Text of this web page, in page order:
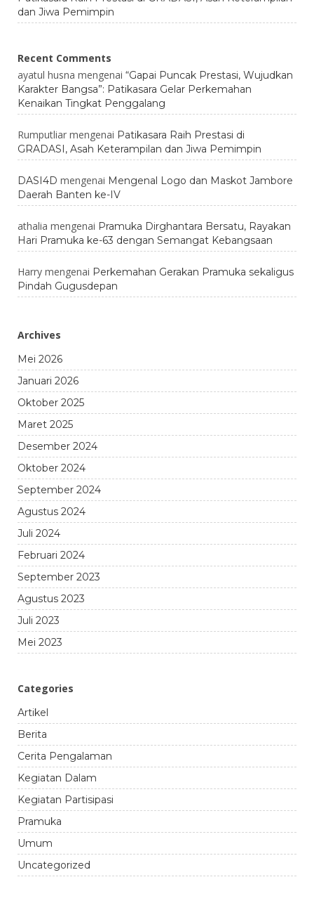
dan Jiwa Pemimpin
Recent Comments
ayatul husna mengenai “Gapai Puncak Prestasi, Wujudkan
Karakter Bangsa”: Patikasara Gelar Perkemahan
Kenaikan Tingkat Penggalang
Rumputliar mengenai Patikasara Raih Prestasi di
GRADASI, Asah Keterampilan dan Jiwa Pemimpin
DASI4D mengenai Mengenal Logo dan Maskot Jambore
Daerah Banten ke-IV
athalia mengenai Pramuka Dirghantara Bersatu, Rayakan
Hari Pramuka ke-63 dengan Semangat Kebangsaan
Harry mengenai Perkemahan Gerakan Pramuka sekaligus
Pindah Gugusdepan
Archives
Mei 2026
Januari 2026
Oktober 2025
Maret 2025
Desember 2024
Oktober 2024
September 2024
Agustus 2024
Juli 2024
Februari 2024
September 2023
Agustus 2023
Juli 2023
Mei 2023
Categories
Artikel
Berita
Cerita Pengalaman
Kegiatan Dalam
Kegiatan Partisipasi
Pramuka
Umum
Uncategorized